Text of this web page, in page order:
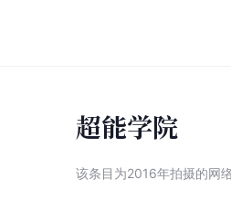
超能学院
该条目为2016年拍摄的网